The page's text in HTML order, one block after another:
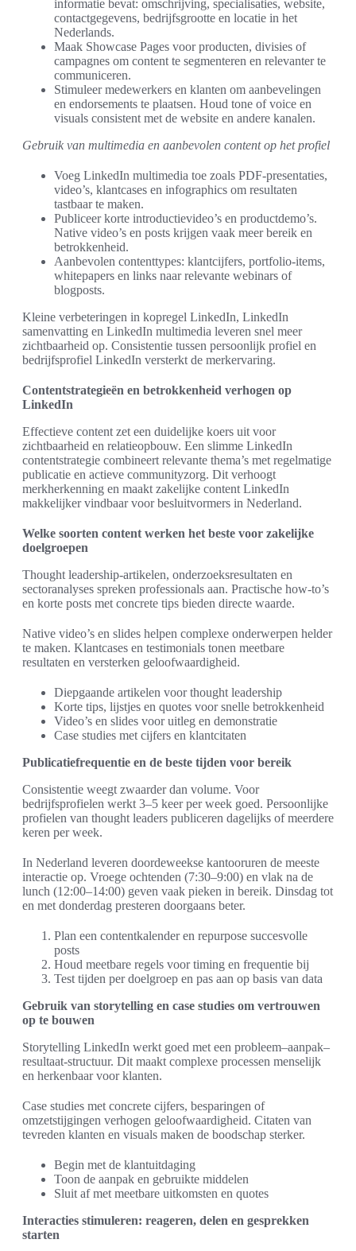
informatie bevat: omschrijving, specialisaties, website,
contactgegevens, bedrijfsgrootte en locatie in het
Nederlands.
Maak Showcase Pages voor producten, divisies of
campagnes om content te segmenteren en relevanter te
communiceren.
Stimuleer medewerkers en klanten om aanbevelingen
en endorsements te plaatsen. Houd tone of voice en
visuals consistent met de website en andere kanalen.
Gebruik van multimedia en aanbevolen content op het profiel
Voeg LinkedIn multimedia toe zoals PDF-presentaties,
video’s, klantcases en infographics om resultaten
tastbaar te maken.
Publiceer korte introductievideo’s en productdemo’s.
Native video’s en posts krijgen vaak meer bereik en
betrokkenheid.
Aanbevolen contenttypes: klantcijfers, portfolio-items,
whitepapers en links naar relevante webinars of
blogposts.
Kleine verbeteringen in kopregel LinkedIn, LinkedIn
samenvatting en LinkedIn multimedia leveren snel meer
zichtbaarheid op. Consistentie tussen persoonlijk profiel en
bedrijfsprofiel LinkedIn versterkt de merkervaring.
Contentstrategieën en betrokkenheid verhogen op
LinkedIn
Effectieve content zet een duidelijke koers uit voor
zichtbaarheid en relatieopbouw. Een slimme LinkedIn
contentstrategie combineert relevante thema’s met regelmatige
publicatie en actieve communityzorg. Dit verhoogt
merkherkenning en maakt zakelijke content LinkedIn
makkelijker vindbaar voor besluitvormers in Nederland.
Welke soorten content werken het beste voor zakelijke
doelgroepen
Thought leadership-artikelen, onderzoeksresultaten en
sectoranalyses spreken professionals aan. Practische how-to’s
en korte posts met concrete tips bieden directe waarde.
Native video’s en slides helpen complexe onderwerpen helder
te maken. Klantcases en testimonials tonen meetbare
resultaten en versterken geloofwaardigheid.
Diepgaande artikelen voor thought leadership
Korte tips, lijstjes en quotes voor snelle betrokkenheid
Video’s en slides voor uitleg en demonstratie
Case studies met cijfers en klantcitaten
Publicatiefrequentie en de beste tijden voor bereik
Consistentie weegt zwaarder dan volume. Voor
bedrijfsprofielen werkt 3–5 keer per week goed. Persoonlijke
profielen van thought leaders publiceren dagelijks of meerdere
keren per week.
In Nederland leveren doordeweekse kantooruren de meeste
interactie op. Vroege ochtenden (7:30–9:00) en vlak na de
lunch (12:00–14:00) geven vaak pieken in bereik. Dinsdag tot
en met donderdag presteren doorgaans beter.
Plan een contentkalender en repurpose succesvolle
posts
Houd meetbare regels voor timing en frequentie bij
Test tijden per doelgroep en pas aan op basis van data
Gebruik van storytelling en case studies om vertrouwen
op te bouwen
Storytelling LinkedIn werkt goed met een probleem–aanpak–
resultaat-structuur. Dit maakt complexe processen menselijk
en herkenbaar voor klanten.
Case studies met concrete cijfers, besparingen of
omzetstijgingen verhogen geloofwaardigheid. Citaten van
tevreden klanten en visuals maken de boodschap sterker.
Begin met de klantuitdaging
Toon de aanpak en gebruikte middelen
Sluit af met meetbare uitkomsten en quotes
Interacties stimuleren: reageren, delen en gesprekken
starten